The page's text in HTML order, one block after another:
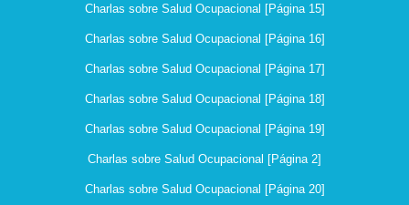
Charlas sobre Salud Ocupacional [Página 15]
Charlas sobre Salud Ocupacional [Página 16]
Charlas sobre Salud Ocupacional [Página 17]
Charlas sobre Salud Ocupacional [Página 18]
Charlas sobre Salud Ocupacional [Página 19]
Charlas sobre Salud Ocupacional [Página 2]
Charlas sobre Salud Ocupacional [Página 20]